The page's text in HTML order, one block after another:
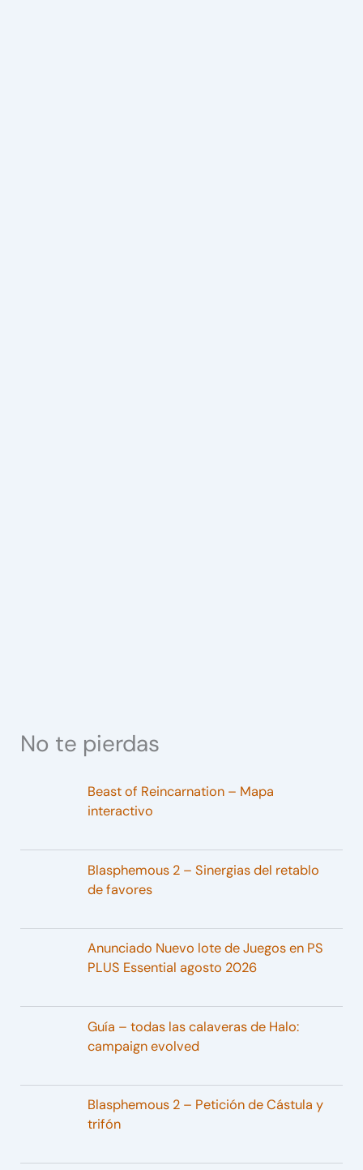
No te pierdas
Beast of Reincarnation – Mapa
interactivo
Blasphemous 2 – Sinergias del retablo
de favores
Anunciado Nuevo lote de Juegos en PS
PLUS Essential agosto 2026
Guía – todas las calaveras de Halo:
campaign evolved
Blasphemous 2 – Petición de Cástula y
trifón